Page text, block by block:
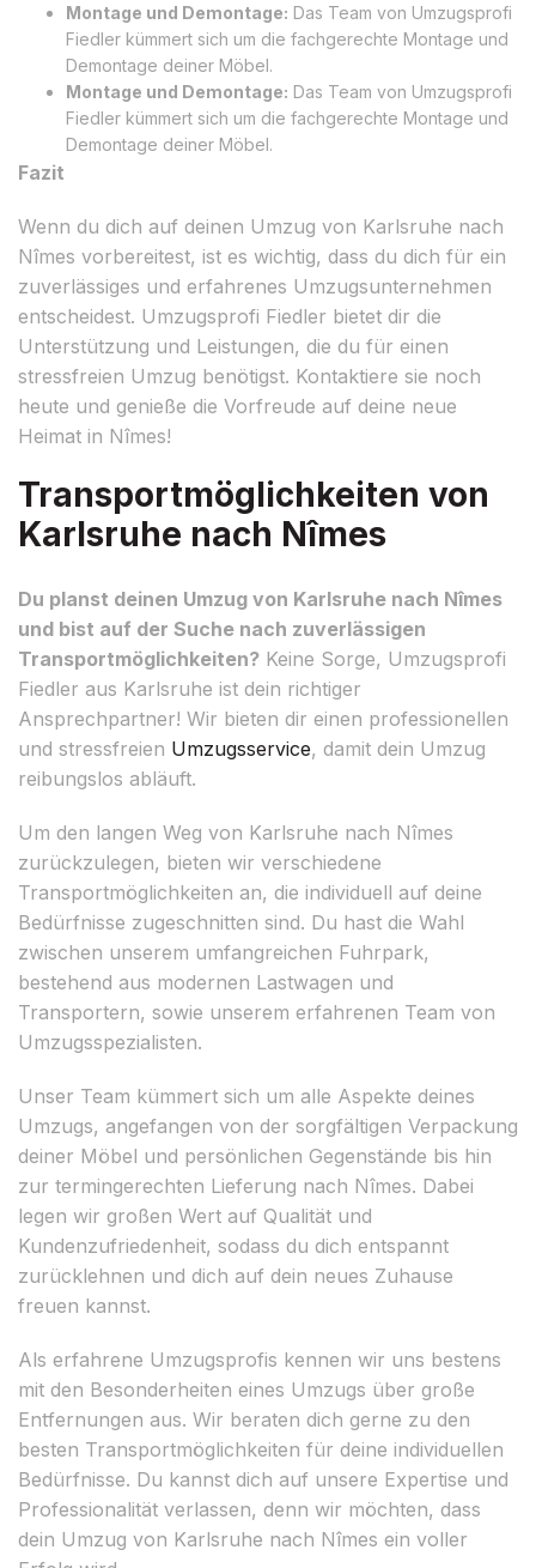
Montage und Demontage: Das Team von Umzugsprofi
Fiedler kümmert sich um die fachgerechte Montage und
Demontage deiner Möbel.
Montage und Demontage: Das Team von Umzugsprofi
Fiedler kümmert sich um die fachgerechte Montage und
Demontage deiner Möbel.
Fazit
Wenn du dich auf deinen Umzug von Karlsruhe nach
Nîmes vorbereitest, ist es wichtig, dass du dich für ein
zuverlässiges und erfahrenes Umzugsunternehmen
entscheidest. Umzugsprofi Fiedler bietet dir die
Unterstützung und Leistungen, die du für einen
stressfreien Umzug benötigst. Kontaktiere sie noch
heute und genieße die Vorfreude auf deine neue
Heimat in Nîmes!
Transportmöglichkeiten von
Karlsruhe nach Nîmes
Du planst deinen Umzug von Karlsruhe nach Nîmes
und bist auf der Suche nach zuverlässigen
Transportmöglichkeiten? Keine Sorge, Umzugsprofi
Fiedler aus Karlsruhe ist dein richtiger
Ansprechpartner! Wir bieten dir einen professionellen
und stressfreien Umzugsservice, damit dein Umzug
reibungslos abläuft.
Um den langen Weg von Karlsruhe nach Nîmes
zurückzulegen, bieten wir verschiedene
Transportmöglichkeiten an, die individuell auf deine
Bedürfnisse zugeschnitten sind. Du hast die Wahl
zwischen unserem umfangreichen Fuhrpark,
bestehend aus modernen Lastwagen und
Transportern, sowie unserem erfahrenen Team von
Umzugsspezialisten.
Unser Team kümmert sich um alle Aspekte deines
Umzugs, angefangen von der sorgfältigen Verpackung
deiner Möbel und persönlichen Gegenstände bis hin
zur termingerechten Lieferung nach Nîmes. Dabei
legen wir großen Wert auf Qualität und
Kundenzufriedenheit, sodass du dich entspannt
zurücklehnen und dich auf dein neues Zuhause
freuen kannst.
Als erfahrene Umzugsprofis kennen wir uns bestens
mit den Besonderheiten eines Umzugs über große
Entfernungen aus. Wir beraten dich gerne zu den
besten Transportmöglichkeiten für deine individuellen
Bedürfnisse. Du kannst dich auf unsere Expertise und
Professionalität verlassen, denn wir möchten, dass
dein Umzug von Karlsruhe nach Nîmes ein voller